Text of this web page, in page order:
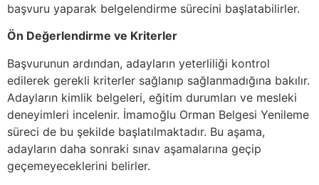
başvuru yaparak belgelendirme sürecini başlatabilirler.
Ön Değerlendirme ve Kriterler
Başvurunun ardından, adayların yeterliliği kontrol
edilerek gerekli kriterler sağlanıp sağlanmadığına bakılır.
Adayların kimlik belgeleri, eğitim durumları ve mesleki
deneyimleri incelenir. İmamoğlu Orman Belgesi Yenileme
süreci de bu şekilde başlatılmaktadır. Bu aşama,
adayların daha sonraki sınav aşamalarına geçip
geçemeyeceklerini belirler.